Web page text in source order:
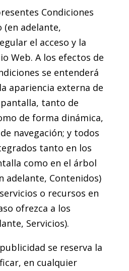
Condiciones
(en adelante,
el acceso y la
Web. A los efectos de
se entenderá
apariencia externa de
tanto de
de forma dinámica,
navegación; y todos
tanto en los
como en el árbol
adelante, Contenidos)
o recursos en
ofrezca a los
Servicios).
se reserva la
en cualquier